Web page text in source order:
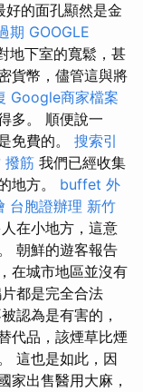
好的面孔顯然是金
期 GOOGLE
地下室的寬鬆，甚
貨幣，儘管這與將
Google商家檔案
多。 順便說一
免費的。 搜索引
撥筋 我們已經收集
地方。 buffet 外
台胞證辦理 新竹
在小地方，這意
朝鮮的遊客報告
在城市地區並沒有
都是完全合法
認為是有害的，
代品，該煙草比煙
這也是如此，因
家出售醫用大麻，